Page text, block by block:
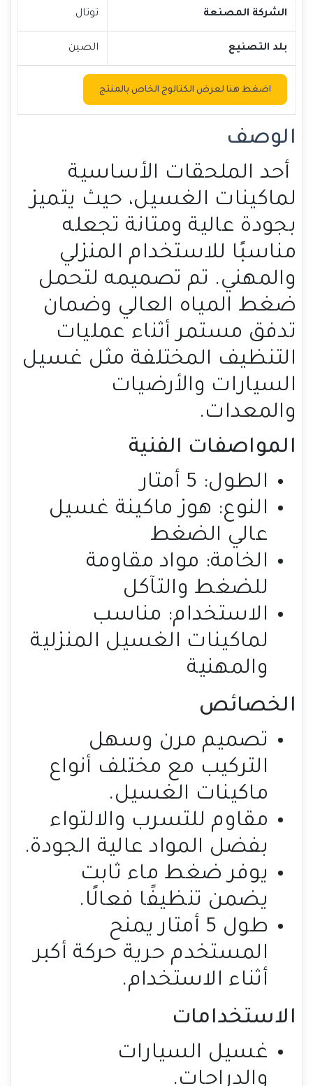
الشركة المصنعة توتال
بلد التصنيع الصين
اضغط هنا لعرض الكتالوج الخاص بالمنتج
الوصف
أحد الملحقات الأساسية
لماكينات الغسيل، حيث يتميز
بجودة عالية ومتانة تجعله
مناسبًا للاستخدام المنزلي
والمهني. تم تصميمه لتحمل
ضغط المياه العالي وضمان
تدفق مستمر أثناء عمليات
التنظيف المختلفة مثل غسيل
السيارات والأرضيات
والمعدات.
المواصفات الفنية
الطول: 5 أمتار
النوع: هوز ماكينة غسيل
عالي الضغط
الخامة: مواد مقاومة
للضغط والتآكل
الاستخدام: مناسب
لماكينات الغسيل المنزلية
والمهنية
الخصائص
تصميم مرن وسهل
التركيب مع مختلف أنواع
ماكينات الغسيل.
مقاوم للتسرب والالتواء
بفضل المواد عالية الجودة.
يوفر ضغط ماء ثابت
يضمن تنظيفًا فعالًا.
طول 5 أمتار يمنح
المستخدم حرية حركة أكبر
أثناء الاستخدام.
الاستخدامات
غسيل السيارات
والدراجات.